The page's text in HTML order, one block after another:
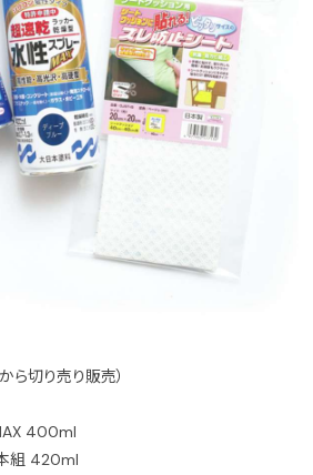
切り売り販売）
400ml
組 420ml